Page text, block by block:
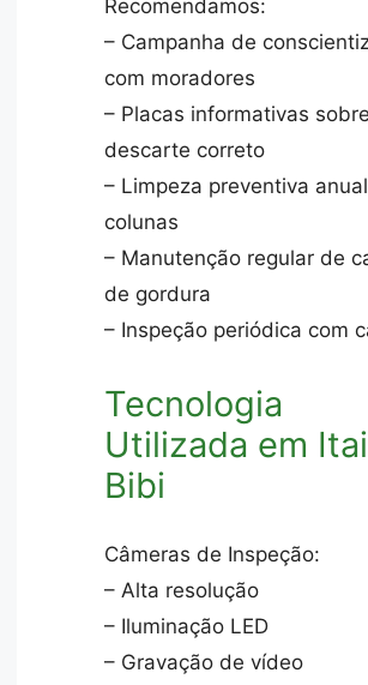
Recomendamos:
– Campanha de
com moradores
– Placas informativas sobre
descarte correto
– Limpeza preventiva
colunas
– Manutenção regular de
de gordura
– Inspeção periódica com
Tecnologia
Utilizada em
Bibi
Câmeras de Inspeção:
– Alta resolução
– Iluminação LED
– Gravação de vídeo